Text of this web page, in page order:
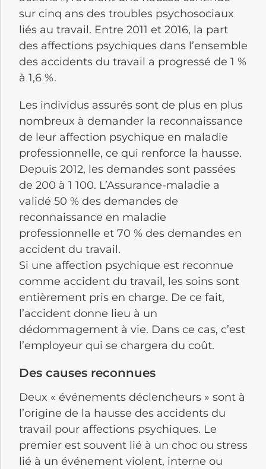
sur cinq ans des troubles psychosociaux
liés au travail. Entre 2011 et 2016, la part
des affections psychiques dans l’ensemble
des accidents du travail a progressé de 1 %
à 1,6 %.
Les individus assurés sont de plus en plus
nombreux à demander la reconnaissance
de leur affection psychique en maladie
professionnelle, ce qui renforce la hausse.
Depuis 2012, les demandes sont passées
de 200 à 1 100. L’Assurance-maladie a
validé 50 % des demandes de
reconnaissance en maladie
professionnelle et 70 % des demandes en
accident du travail.
Si une affection psychique est reconnue
comme accident du travail, les soins sont
entièrement pris en charge. De ce fait,
l’accident donne lieu à un
dédommagement à vie. Dans ce cas, c’est
l’employeur qui se chargera du coût.
Des causes reconnues
Deux « événements déclencheurs » sont à
l’origine de la hausse des accidents du
travail pour affections psychiques. Le
premier est souvent lié à un choc ou stress
lié à un événement violent, interne ou